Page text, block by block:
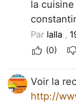
la
Par lalla ,
(0)
Voir la
http://